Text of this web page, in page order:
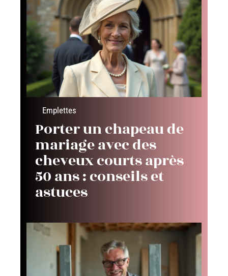
Emplettes
Porter un chapeau de
mariage avec des
cheveux courts après
50 ans : conseils et
astuces